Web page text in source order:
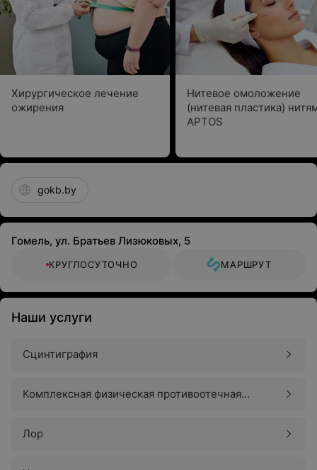
Хирургическое лечение
ожирения
Нитевое омоложение
(нитевая пластика)
APTOS
gokb.by
Гомель, ул. Братьев Лизюковых, 5
КРУГЛОСУТОЧНО МАРШРУТ
Наши услуги
Сцинтиграфия
Комплексная физическая противоотечная
Лор